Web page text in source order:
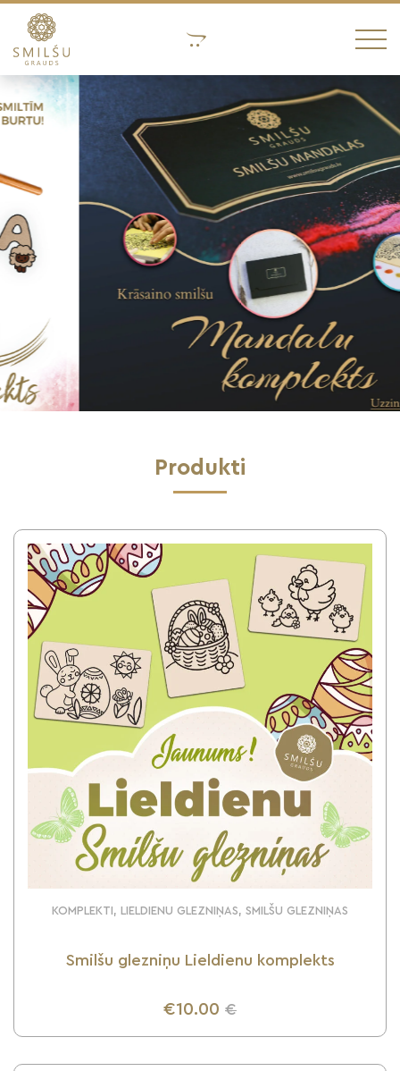
Produkti
KOMPLEKTI, LIELDIENU GLEZNIŅAS, SMILŠU GLEZNIŅAS
Smilšu glezniņu Lieldienu komplekts
€10.00 €
UZZINI VAIRĀK